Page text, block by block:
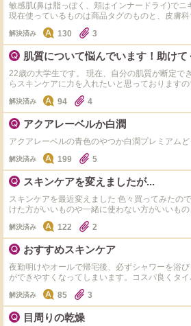
敏感肌(鼻は脂っぽく、頬はインナードライ)でニ
現在使っているものは商品タグのものと、皮膚
リーム、アダパレンゲルです。 アダパレンゲル
てきてしまい、ニキビがむしろ悪化してしまっ
水、乳液教えてください。 また、ニキビにオス
ださい。 角質ケアしつつニキビも治せるものが
す！！ 商品タグ付けていただけますと助かりま
解決済み 130 3
肌質について悩んでいます！助けて
22歳の大学生です。 現在、自分の肌質が断定で
らスキンケアに力を入れたいと思っております
ば幸いです。 私の肌の特徴と現在のケアは以下
Tゾーン・鼻周り： とにかく皮脂が多く、時間
鼻は黒ずみ毛穴（ザラつきはないが、洗顔して
口周り・顎： 洗顔後、スキンケア前に白い粉の
ます。ですが、口の上部は普段の生活の中では
ファンデ（ウォンジョンヨのトーンアップフィル
間が経つと、顎や口周りが粉を吹いたようになります。 頬： 基本は
していて、洗顔後しばらくしても突っ張り感はありません。
や鼻下にニキビができやすいです。 自分では「
ードライ状態）」ではないかと予想しています。
ア】 クレンジング：ファンケル マイルドクレンジングオイル 化粧水・乳液：
白潤プレミアム 美容液：アゼライン酸15 インテンスカーミングセラム（鼻の
肌だと思いますか？ ② 私の肌質に合うスキンケ
い。 （クレンジング、化粧水、乳液、美容液な
1,000円～2,000円前後のプチプラ・ミドルコス
トではオイルを勧められ、どちらが良いか分か
鼻の黒ずみ対策として効果的なケアや成分はあ
ケア（使うアイテム）を変えるべきでしょうか
を教えてください きめ細やかなツヤ肌を目指しています！ 長くなってしまい
ましたが、どれか一つでも教えていただけると
願いいたします。
解決済み 94 4
アクアレーベルか白潤
アクアレーベルの青色のやつか白潤プレミアム
解決済み 199 5
スキンケアを変えましたが...
スキンケアを最近変えました 色々買ってみたの
けた方がいいものや一緒に使わない方がいいも
い、などがあれば教えていただきたいです。 商品タグのところに載せている
ものが全てになります 他になにか追加した方がいいものはありますか? 使わな
くていいものも教えてください! まつ毛美容液を洗顔後スキンケアの前に使う
と聞いたのですが、スキンケアとどれだけ時間を
せん... もし2種類使うとしたら、どれくらい時間
か？
解決済み 122 2
おすすめスキンケア
夜勤明けやオールで帰宅後、必ずシャワーを浴
ができやすくなってしまいます。コスパ良くタ
ケア商品あったら教えてください。 今使ってい
とにかく眠気が強いのでクリーム一つとかで終
解決済み 85 3
目周りの乾燥